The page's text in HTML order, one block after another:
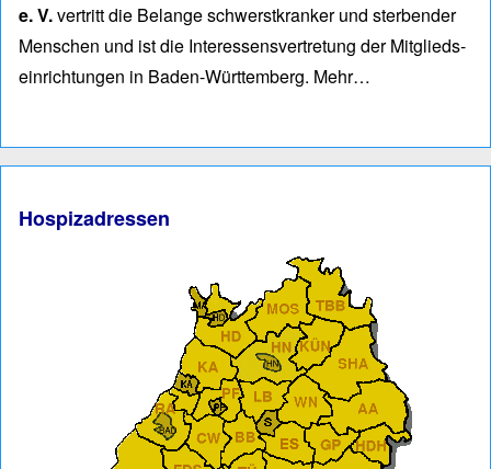
e. V.vertritt die Belan­ge schwerst­kranker und ster­ben­der
Men­schen und ist die Interessens­vertre­tung der Mitglieds­
einrich­tungen in Baden-Würt­tem­berg. Mehr…
Hospizadressen